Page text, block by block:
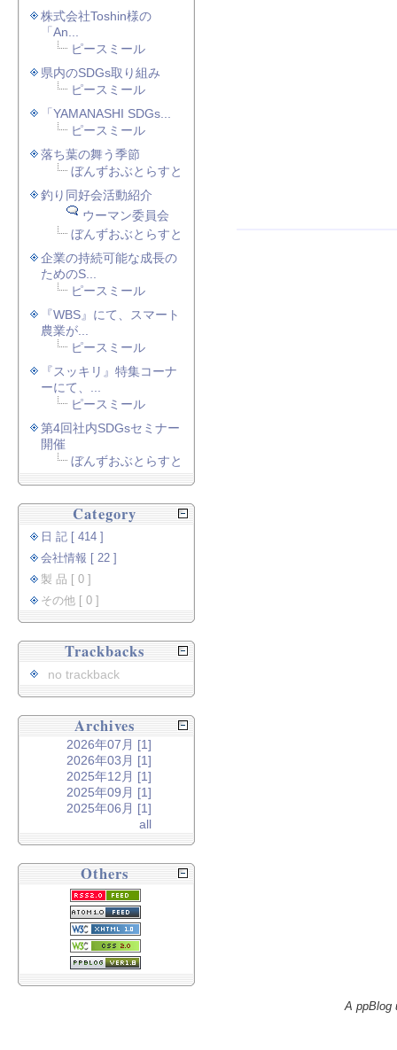
株式会社Toshin様の
「An...
ピースミール
県内のSDGs取り組み
ピースミール
「YAMANASHI SDGs...
ピースミール
落ち葉の舞う季節
ぼんずおぶとらすと
釣り同好会活動紹介
ウーマン委員会
ぼんずおぶとらすと
企業の持続可能な成長の
ためのS...
ピースミール
『WBS』にて、スマート
農業が...
ピースミール
『スッキリ』特集コーナ
ーにて、...
ピースミール
第4回社内SDGsセミナー
開催
ぼんずおぶとらすと
Category
日 記 [ 414 ]
会社情報 [ 22 ]
製 品 [ 0 ]
その他 [ 0 ]
Trackbacks
no trackback
Archives
2026年07月 [1]
2026年03月 [1]
2025年12月 [1]
2025年09月 [1]
2025年06月 [1]
all
Others
A ppBlog